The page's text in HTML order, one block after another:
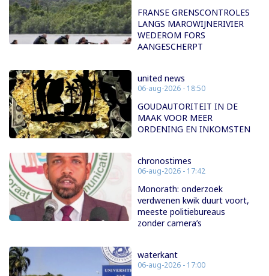
FRANSE GRENSCONTROLES
LANGS MAROWIJNERIVIER
WEDEROM FORS
AANGESCHERPT
united news
06-aug-2026 - 18:50
GOUDAUTORITEIT IN DE
MAAK VOOR MEER
ORDENING EN INKOMSTEN
chronostimes
06-aug-2026 - 17:42
Monorath: onderzoek
verdwenen kwik duurt voort,
meeste politiebureaus
zonder camera’s
waterkant
06-aug-2026 - 17:00